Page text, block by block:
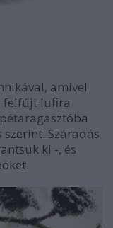
amivel
felfújt lufira
Száradás
ki -, és